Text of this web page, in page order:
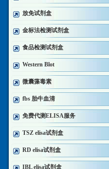
放免试剂盒
金标法检测试剂盒
食品检测试剂盒
Western Blot
微囊藻毒素
fbs 胎牛血清
免费代测ELISA服务
TSZ elisa试剂盒
RD elisa试剂盒
IBL elisa试剂盒